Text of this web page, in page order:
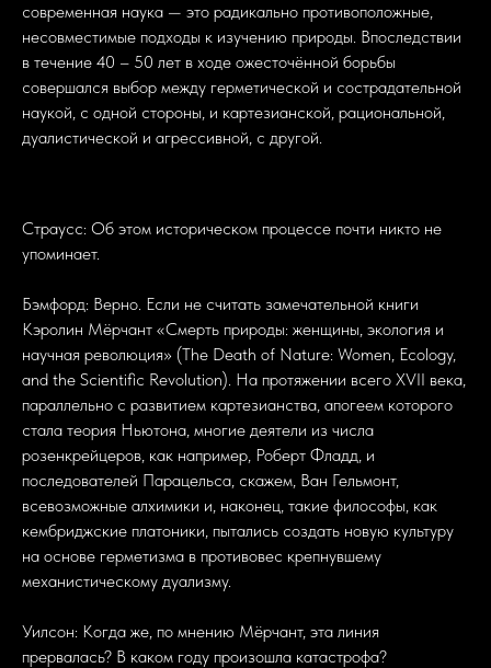
современная наука — это радикально противоположные,
несовместимые подходы к изучению природы. Впоследствии
в течение 40 – 50 лет в ходе ожесточённой борьбы
совершался выбор между герметической и сострадательной
наукой, с одной стороны, и картезианской, рациональной,
дуалистической и агрессивной, с другой.
Страусс: Об этом историческом процессе почти никто не
упоминает.
Бэмфорд: Верно. Если не считать замечательной книги
Кэролин Мёрчант «Смерть природы: женщины, экология и
научная революция» (The Death of Nature: Women, Ecology,
and the Scientific Revolution). На протяжении всего XVII века,
параллельно с развитием картезианства, апогеем которого
стала теория Ньютона, многие деятели из числа
розенкрейцеров, как например, Роберт Фладд, и
последователей Парацельса, скажем, Ван Гельмонт,
всевозможные алхимики и, наконец, такие философы, как
кембриджские платоники, пытались создать новую культуру
на основе герметизма в противовес крепнувшему
механистическому дуализму.
Уилсон: Когда же, по мнению Мёрчант, эта линия
прервалась? В каком году произошла катастрофа?